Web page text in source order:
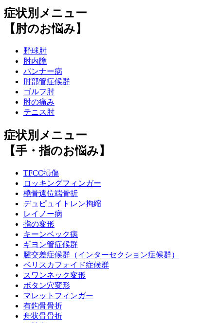
症状別メニュー
【肘のお悩み】
野球肘
肘内障
パンナー病
肘部管症候群
ゴルフ肘
肘の痛み
テニス肘
症状別メニュー
【手・指のお悩み】
TFCC損傷
ロッキングフィンガー
橈骨遠位端骨折
デュピュイトレン拘縮
レイノー病
指の変形
キーンベック病
ギヨン管症候群
腱交差症候群（インターセクション症候群）
ベリスカフォイド症候群
スワンネック変形
ボタン穴変形
マレットフィンガー
有鈎骨骨折
舟状骨骨折